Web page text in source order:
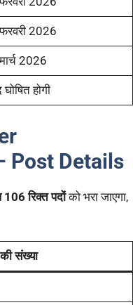
2026
2026
होगी
Post Details
रिक्त पदोंको भरा जाएगा,
संख्या